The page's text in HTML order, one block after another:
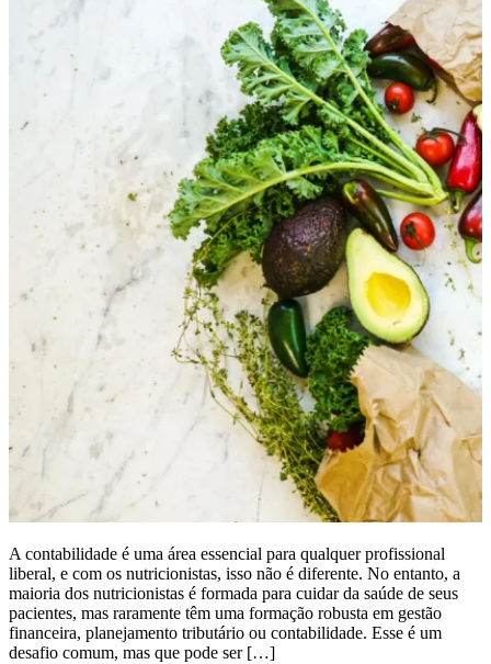
A contabilidade é uma área essencial para qualquer profissional
liberal, e com os nutricionistas, isso não é diferente. No entanto, a
maioria dos nutricionistas é formada para cuidar da saúde de seus
pacientes, mas raramente têm uma formação robusta em gestão
financeira, planejamento tributário ou contabilidade. Esse é um
desafio comum, mas que pode ser […]